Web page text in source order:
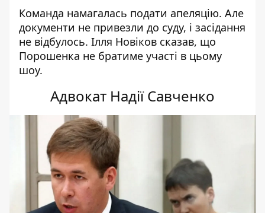
Команда намагалась подати апеляцію. Але
документи не привезли до суду, і засідання
не відбулось. Ілля Новіков сказав, що
Порошенка не братиме участі в цьому
шоу.
Адвокат Надії Савченко